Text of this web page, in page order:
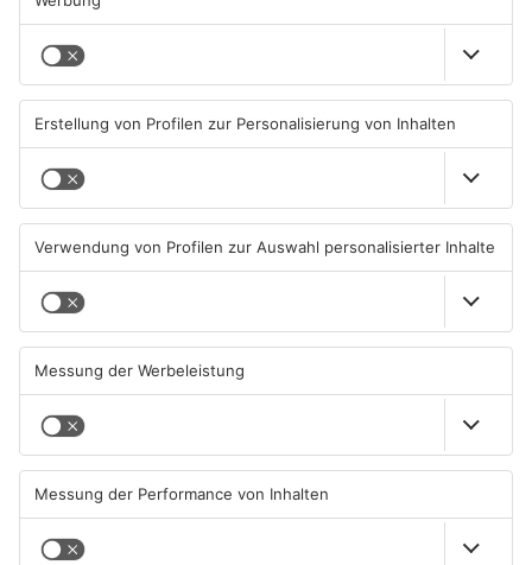
Senior vor Offenbacher Bank
abgelenkt und bestohlen
Igel verursacht
Polizeieinsatz in Mühlheimer
Rodgau jetzt mehr Geduld